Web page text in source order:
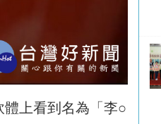
上看到名為「李○